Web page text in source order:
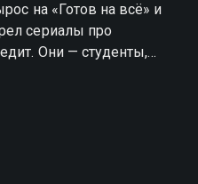
на «Готов на всё» и
сериалы про
Они — студенты,
То ругаются, то
без прикрас, но с
Дайджесты» —
качестве.